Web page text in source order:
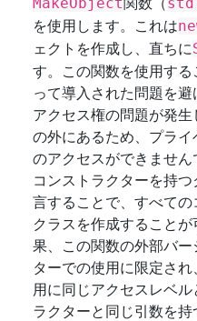
を使用します。これは
ェクトを作成し、直ちに
す。この関数を使用す
って導入された問題を避
アクセス権の問題が発
の外にあるため、プラ
のアクセスができませ
コンストラクターを持
言することで、すべて
クラスを作成すること
果、この関数の外部バ
ターでの使用に限定さ
用に同じアクセスレベ
ラクターと同じ引数を持